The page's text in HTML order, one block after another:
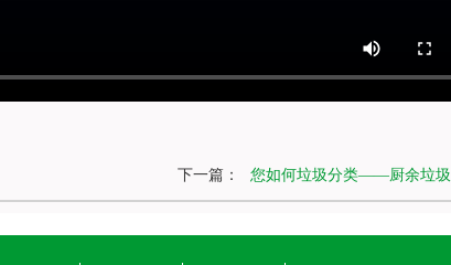
下一篇： 您如何垃圾分类——厨余垃圾